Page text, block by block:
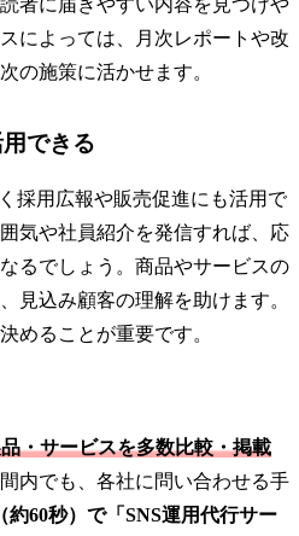
者に届きやすい内容を見つけや
によっては、月次レポートや改
の施策に活かせます。
できる
採用広報や販売促進にも活用で
気や社員紹介を発信すれば、応
るでしょう。商品やサービスの
見込み顧客の理解を助けます。
めることが重要です。
・サービスを多数比較・掲載
内でも、各社に問い合わせる手
約60秒）で「SNS運用代行サー